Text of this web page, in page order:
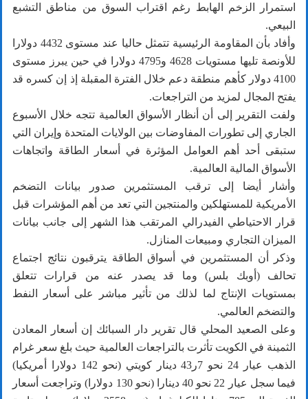
استمرار الزخم الهابط رغم اقتراب السوق من مناطق التشبع
البيعي.
وأفاد بأن المقاومة الرئيسية تتمثل حاليا عند مستوى 4432 دولارا
للأونصة تليها مستويات 4628 و4795 دولارا في حين يبرز مستوى
4100 دولار كأهم منطقة دعم خلال الفترة المقبلة إذ إن كسره قد
يفتح المجال لمزيد من التراجعات.
ولفت التقرير إلى أن أنظار الأسواق العالمية تتجه خلال الأسبوع
الجاري إلى تطورات المفاوضات بين الولايات المتحدة وإيران التي
ستبقى أحد أهم العوامل المؤثرة في أسعار الطاقة واتجاهات
الأسواق المالية العالمية.
وأشار أيضا إلى ترقب المستثمرين صدور بيانات التضخم
الأمريكية للمستهلكين والمنتجين التي تعد من أهم المؤشرات قبل
قرار الاحتياطي الفيدرالي المرتقب هذا الشهر إلى جانب بيانات
الميزان التجاري ومبيعات المنازل.
وذكر أن المستثمرين في أسواق الطاقة يترقبون نتائج اجتماع
تحالف (أوبك بلس) وما قد يصدر عنه من قرارات تتعلق
بمستويات الإنتاج لما لذلك من تأثير مباشر على أسعار النفط
والتضخم العالمي.
وعلى الصعيد المحلي قال تقرير دار السبائك إن أسعار المعادن
الثمينة في الكويت تأثرت بالتراجعات العالمية حيث بلغ سعر غرام
الذهب عيار 24 نحو 7ر43 دينار كويتي (نحو 142 دولارا أمريكيا)
فيما سجل عيار 22 نحو 40 دينارا (نحو 130 دولارا) وتراجعت أسعار